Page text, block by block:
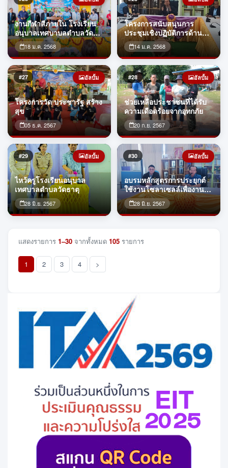
งานกีฬาสีภายใน โรงเรียน
อนุบาลเทศบาบลตำบลวัด
ธาตุ 15 มกราคม 2568
18 ม.ค. 2568
โครงการสนับสนุนการ
ประชุมเชิงปฏิบัติการด้าน
การบริหารน้ำของกลุ่มผู้ใช้
น้ำ.ประจำปี 2568
14 ม.ค. 2568
#27 อัลบั้ม
โครงการวัด ประชารัฐ สร้าง
สุข
05 ธ.ค. 2567
#28 อัลบั้ม
ช่วยเหลือประชาชนที่ได้รับ
ความเดือดร้อยจากอุทกภัย
20 ก.ย. 2567
#29 อัลบั้ม
ไหว้ครูโรงเรียนอนุบาล
เทศบาลตำบลวัดธาตุ
28 มิ.ย. 2567
#30 อัลบั้ม
อบรมหลักสูตรการประยุกต์
ใช้งานโซลาเซลล์เพื่องาน
เกษตร28 มิ.ย. 2567
แสดงรายการ 1–30 จากทั้งหมด 105 รายการ
1 (current)
2 3 4 >